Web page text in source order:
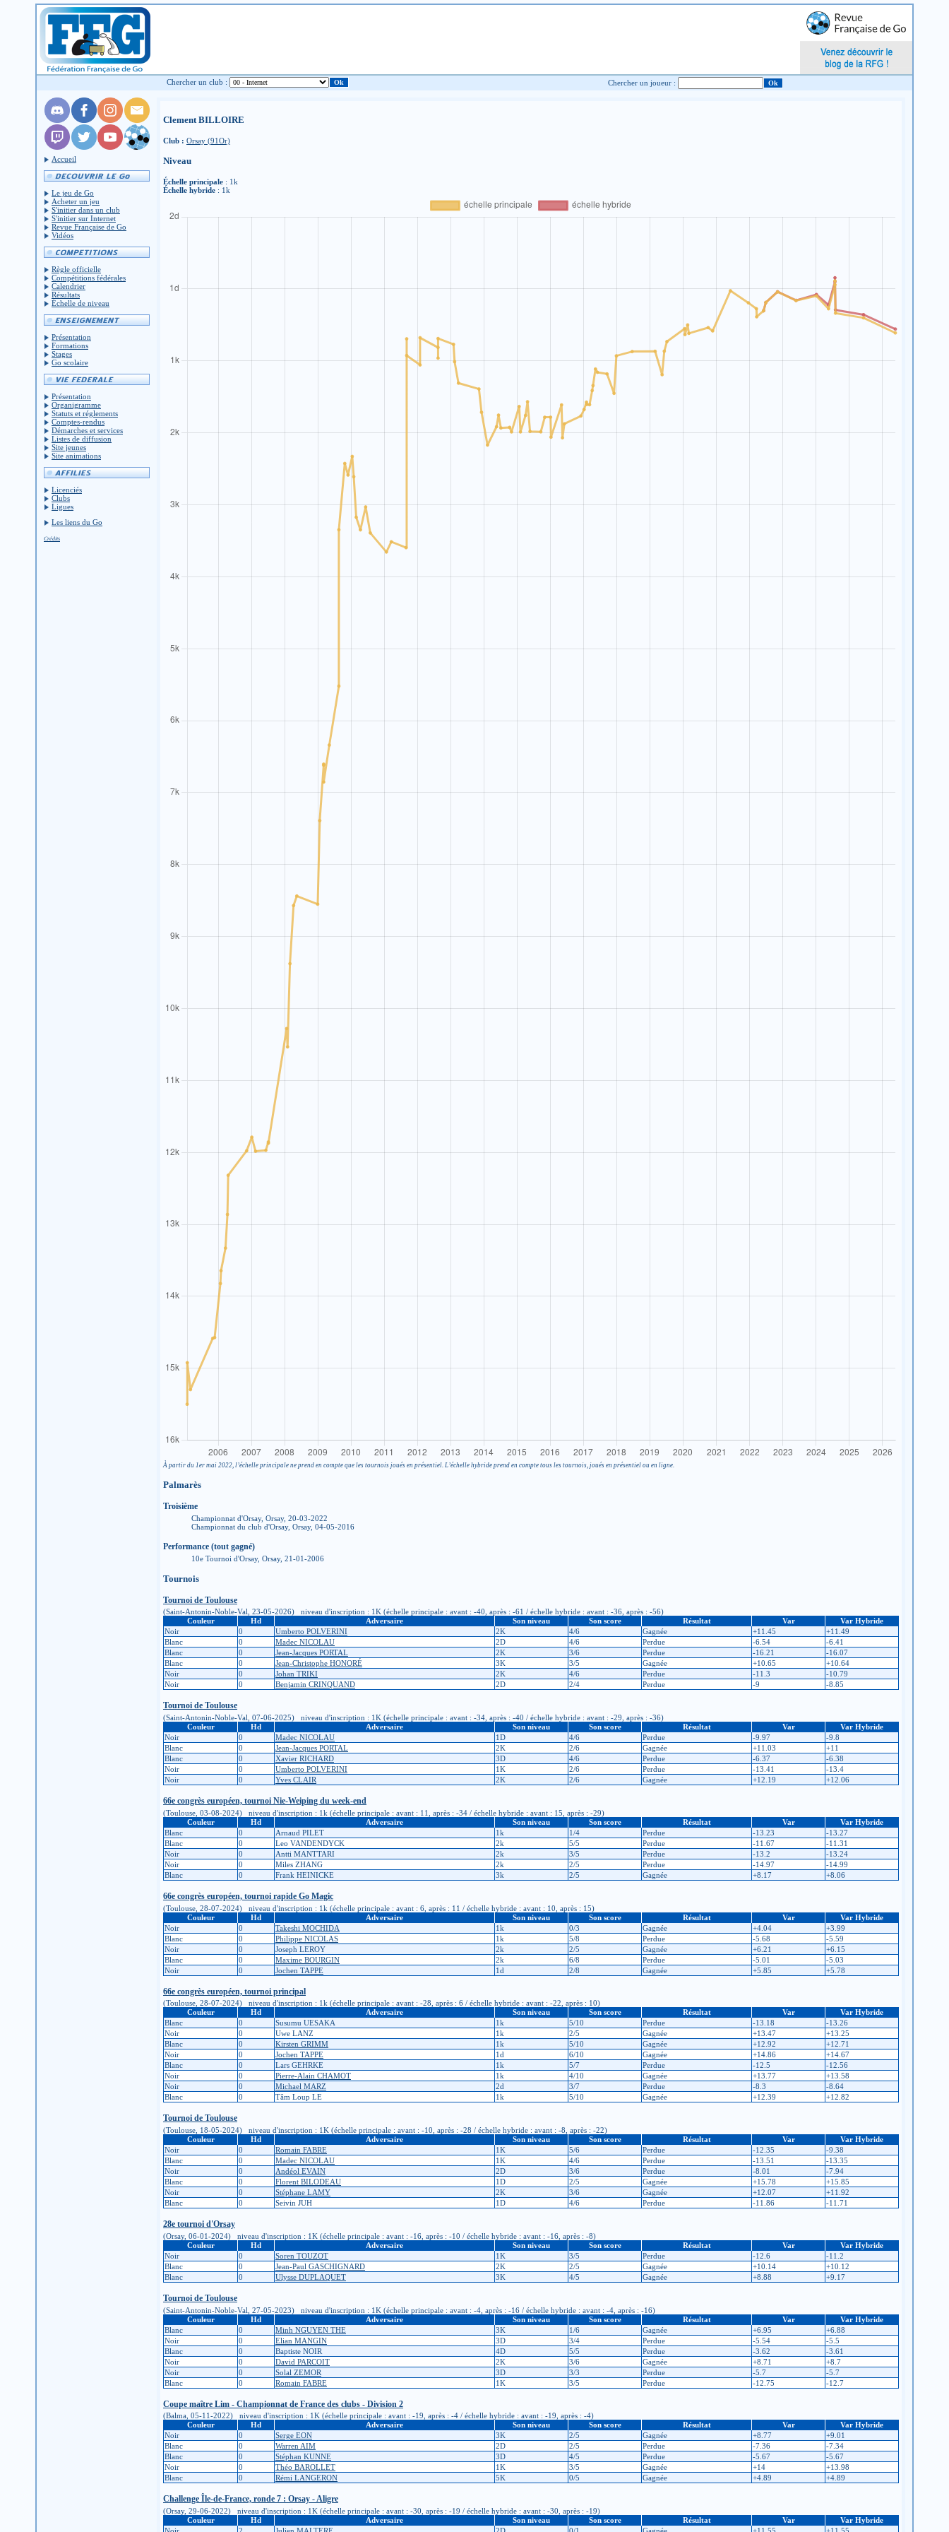
Chercher un club : Chercher un joueur :
Accueil
Le jeu de Go
Acheter un jeu
S'initier dans un club
S'initier sur Internet
Revue Française de Go
Vidéos
Règle officielle
Compétitions fédérales
Calendrier
Résultats
Échelle de niveau
Présentation
Formations
Stages
Go scolaire
Présentation
Organigramme
Statuts et réglements
Comptes-rendus
Démarches et services
Listes de diffusion
Site jeunes
Site animations
Licenciés
Clubs
Ligues
Les liens du Go
Crédits
Clement BILLOIRE
Club : Orsay (91Or)
Niveau
Échelle principale : 1k
Échelle hybride : 1k
À partir du 1er mai 2022, l’échelle principale ne prend en compte que les tournois joués en présentiel. L’échelle hybride prend en compte tous les tournois, joués en présentiel ou en ligne.
Palmarès
Troisième
Championnat d'Orsay, Orsay, 20-03-2022
Championnat du club d'Orsay, Orsay, 04-05-2016
Performance (tout gagné)
10e Tournoi d'Orsay, Orsay, 21-01-2006
Tournois
Tournoi de Toulouse
(Saint-Antonin-Noble-Val, 23-05-2026) niveau d'inscription : 1K (échelle principale : avant : -40, après : -61 / échelle hybride : avant : -36, après : -56)
Couleur
Hd Adversaire Son niveau Son score Résultat Var
Var Hybride
Noir
0 Umberto POLVERINI 2K 4/6 Gagnée +11.45
+11.49
Blanc
0 Madec NICOLAU 2D 4/6 Perdue -6.54
-6.41
Blanc
0 Jean-Jacques PORTAL 2K 3/6 Perdue -16.21
-16.07
Blanc
0 Jean-Christophe HONORÉ 3K 3/5 Gagnée +10.65
+10.64
Noir
0 Johan TRIKI 2K 4/6 Perdue -11.3
-10.79
Noir
0 Benjamin CRINQUAND 2D 2/4 Perdue -9 -8.85
Tournoi de Toulouse
(Saint-Antonin-Noble-Val, 07-06-2025) niveau d'inscription : 1K (échelle principale : avant : -34, après : -40 / échelle hybride : avant : -29, après : -36)
Couleur
Hd Adversaire Son niveau Son score Résultat Var
Var Hybride
Noir
0 Madec NICOLAU 1D 4/6 Perdue -9.97
-9.8
Blanc
0 Jean-Jacques PORTAL 2K 2/6 Gagnée +11.03
+11
Blanc
0 Xavier RICHARD 3D 4/6 Perdue -6.37
-6.38
Noir
0 Umberto POLVERINI 1K 2/6 Perdue -13.41
-13.4
Noir
0 Yves CLAIR 2K 2/6 Gagnée +12.19 +12.06
66e congrès européen, tournoi Nie-Weiping du week-end
(Toulouse, 03-08-2024) niveau d'inscription : 1k (échelle principale : avant : 11, après : -34 / échelle hybride : avant : 15, après : -29)
Couleur
Hd Adversaire Son niveau Son score Résultat Var
Var Hybride
Blanc
0 Arnaud PILET 1k 1/4 Perdue -13.23
-13.27
Blanc
0 Leo VANDENDYCK 2k 5/5 Perdue -11.67
-11.31
Noir
0 Antti MANTTARI 2k 3/5 Perdue -13.2
-13.24
Noir
0 Miles ZHANG 2k 2/5 Perdue -14.97
-14.99
Blanc
0 Frank HEINICKE 3k 2/5 Gagnée +8.17 +8.06
66e congrès européen, tournoi rapide Go Magic
(Toulouse, 28-07-2024) niveau d'inscription : 1k (échelle principale : avant : 6, après : 11 / échelle hybride : avant : 10, après : 15)
Couleur
Hd Adversaire Son niveau Son score Résultat Var
Var Hybride
Noir
0 Takeshi MOCHIDA 1k 0/3 Gagnée +4.04
+3.99
Blanc
0 Philippe NICOLAS 1k 5/8 Perdue -5.68
-5.59
Noir
0 Joseph LEROY 2k 2/5 Gagnée +6.21
+6.15
Blanc
0 Maxime BOURGIN 2k 6/8 Perdue -5.01
-5.03
Noir
0 Jochen TAPPE 1d 2/8 Gagnée +5.85 +5.78
66e congrès européen, tournoi principal
(Toulouse, 28-07-2024) niveau d'inscription : 1k (échelle principale : avant : -28, après : 6 / échelle hybride : avant : -22, après : 10)
Couleur
Hd Adversaire Son niveau Son score Résultat Var
Var Hybride
Blanc
0 Susumu UESAKA 1k 5/10 Perdue -13.18
-13.26
Noir
0 Uwe LANZ 1k 2/5 Gagnée +13.47
+13.25
Blanc
0 Kirsten GRIMM 1k 5/10 Gagnée +12.92
+12.71
Noir
0 Jochen TAPPE 1d 6/10 Gagnée +14.86
+14.67
Blanc
0 Lars GEHRKE 1k 5/7 Perdue -12.5
-12.56
Noir
0 Pierre-Alain CHAMOT 1k 4/10 Gagnée +13.77
+13.58
Noir
0 Michael MARZ 2d 3/7 Perdue -8.3
-8.64
Blanc
0 Tâm Loup LE 1k 5/10 Gagnée +12.39 +12.82
Tournoi de Toulouse
(Toulouse, 18-05-2024) niveau d'inscription : 1K (échelle principale : avant : -10, après : -28 / échelle hybride : avant : -8, après : -22)
Couleur
Hd Adversaire Son niveau Son score Résultat Var
Var Hybride
Noir
0 Romain FABRE 1K 5/6 Perdue -12.35
-9.38
Blanc
0 Madec NICOLAU 1K 4/6 Perdue -13.51
-13.35
Noir
0 Andéol EVAIN 2D 3/6 Perdue -8.01
-7.94
Blanc
0 Florent BILODEAU 1D 2/5 Gagnée +15.78
+15.85
Noir
0 Stéphane LAMY 2K 3/6 Gagnée +12.07
+11.92
Blanc
0 Seivin JUH 1D 4/6 Perdue -11.86 -11.71
28e tournoi d'Orsay
(Orsay, 06-01-2024) niveau d'inscription : 1K (échelle principale : avant : -16, après : -10 / échelle hybride : avant : -16, après : -8)
Couleur
Hd Adversaire Son niveau Son score Résultat Var
Var Hybride
Noir
0 Soren TOUZOT 1K 3/5 Perdue -12.6
-11.2
Blanc
0 Jean-Paul GASCHIGNARD 2K 2/5 Gagnée +10.14
+10.12
Blanc
0 Ulysse DUPLAQUET 3K 4/5 Gagnée +8.88 +9.17
Tournoi de Toulouse
(Saint-Antonin-Noble-Val, 27-05-2023) niveau d'inscription : 1K (échelle principale : avant : -4, après : -16 / échelle hybride : avant : -4, après : -16)
Couleur
Hd Adversaire Son niveau Son score Résultat Var
Var Hybride
Blanc
0 Minh NGUYEN THE 3K 1/6 Gagnée +6.95
+6.88
Noir
0 Elian MANGIN 3D 3/4 Perdue -5.54
-5.5
Blanc
0 Baptiste NOIR 4D 5/5 Perdue -3.62
-3.61
Noir
0 David PARCOIT 2K 3/6 Gagnée +8.71
+8.7
Noir
0 Solal ZEMOR 3D 3/3 Perdue -5.7
-5.7
Blanc
0 Romain FABRE 1K 3/5 Perdue -12.75 -12.7
Coupe maître Lim - Championnat de France des clubs - Division 2
(Balma, 05-11-2022) niveau d'inscription : 1K (échelle principale : avant : -19, après : -4 / échelle hybride : avant : -19, après : -4)
Couleur
Hd Adversaire Son niveau Son score Résultat Var
Var Hybride
Noir
0 Serge EON 3K 2/5 Gagnée +8.77
+9.01
Blanc
0 Warren AIM 2D 2/5 Perdue -7.36
-7.34
Blanc
0 Stéphan KUNNE 3D 4/5 Perdue -5.67
-5.67
Noir
0 Théo BAROLLET 1K 3/5 Gagnée +14
+13.98
Blanc
0 Rémi LANGERON 5K 0/5 Gagnée +4.89 +4.89
Challenge Île-de-France, ronde 7 : Orsay - Aligre
(Orsay, 29-06-2022) niveau d'inscription : 1K (échelle principale : avant : -30, après : -19 / échelle hybride : avant : -30, après : -19)
Couleur
Hd Adversaire Son niveau Son score Résultat Var
Var Hybride